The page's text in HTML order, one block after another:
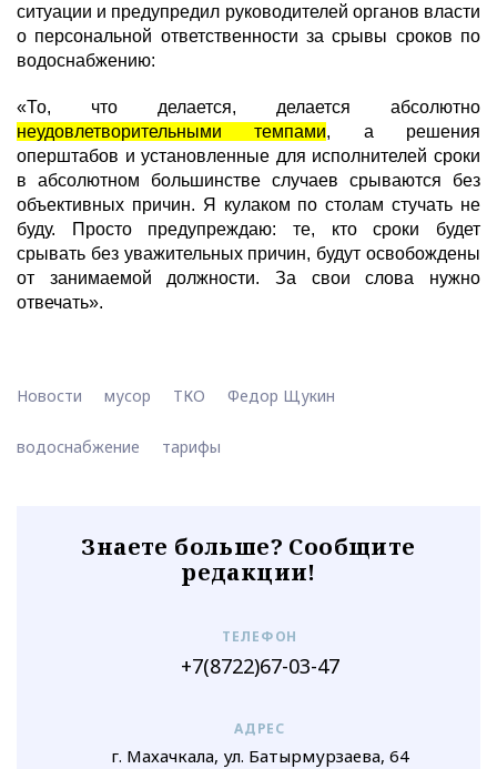
ситуации и предупредил руководителей органов власти
о персональной ответственности за срывы сроков по
водоснабжению:
«То, что делается, делается абсолютно
неудовлетворительными темпами, а решения
оперштабов и установленные для исполнителей сроки
в абсолютном большинстве случаев срываются без
объективных причин. Я кулаком по столам стучать не
буду. Просто предупреждаю: те, кто сроки будет
срывать без уважительных причин, будут освобождены
от занимаемой должности. За свои слова нужно
отвечать».
Новости мусор ТКО Федор Щукин
водоснабжение тарифы
Знаете больше? Сообщите
редакции!
ТЕЛЕФОН
+7(8722)67-03-47
АДРЕС
г. Махачкала, ул. Батырмурзаева, 64